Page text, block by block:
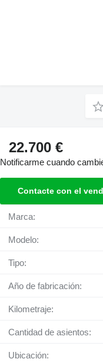
22.700 €
Notificarme cuando
Contacte con el
Marca:
Modelo:
Tipo:
Año de fabricación:
Kilometraje:
Cantidad de asientos:
Ubicación: